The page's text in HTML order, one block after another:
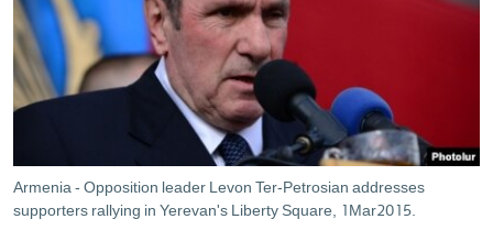
ՏԱՐԱԾԱՇՐՋԱՆ
ՄԻՋԱԶԳԱՅԻՆ
ՄՇԱԿՈՒՅԹ
ՄԵԿՆԱԲԱՆՈՒԹՅՈՒՆ
ՏՏ ԵՒ ԻՆՏԵՐՆԵՏ
Armenia - Opposition leader Levon Ter-Petrosian addresses
supporters rallying in Yerevan's Liberty Square, 1Mar2015.